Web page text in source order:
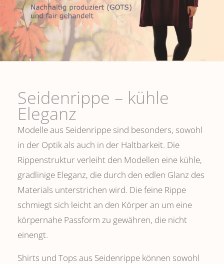
Seidenrippe­ – kühle
Eleganz
Modelle aus Seidenrippe sind besonders, sowohl
in der Optik als auch in der Haltbarkeit. Die
Rippenstruktur verleiht den Modellen eine kühle,
gradlinige Eleganz, die durch den edlen Glanz des
Materials unterstrichen wird. Die feine Rippe
schmiegt sich leicht an den Körper an um eine
körpernahe Passform zu gewähren, die nicht
einengt.
Shirts und Tops aus Seidenrippe können sowohl